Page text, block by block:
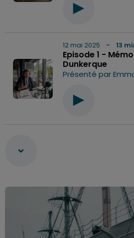
12 mai 2025 - 13
Episode 1 -
Dunkerque